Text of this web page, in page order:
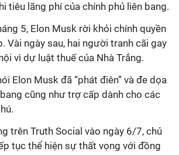
tiêu lãng phí của chính phủ liên bang.
5, Elon Musk rời khỏi chính quyền
Vài ngày sau, hai người tranh cãi gay
vì dự luật thuế của Nhà Trắng.
Elon Musk đã “phát điên” và đe dọa
cũng như trợ cấp dành cho các
trên Truth Social vào ngày 6/7, chủ
tục thể hiện sự thất vọng với đồng